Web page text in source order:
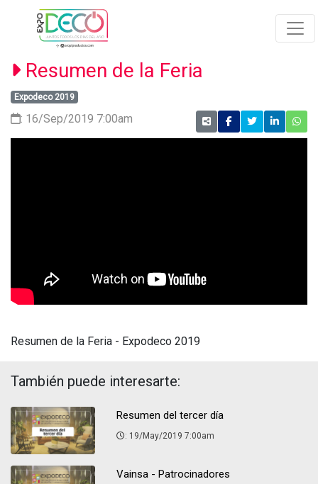
Resumen de la Feria
Expodeco 2019
: 16/Sep/2019 7:00am
Resumen de la Feria - Expodeco 2019
También puede interesarte:
Resumen del tercer día
: 19/May/2019 7:00am
Vainsa - Patrocinadores